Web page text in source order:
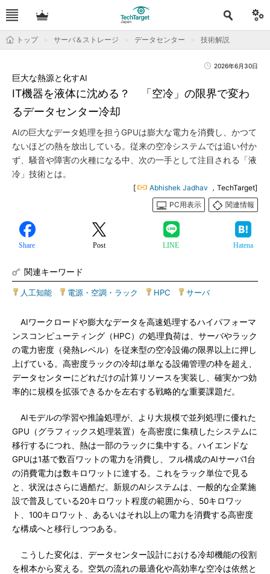
トップ サーバ＆ストレージ データセンター 技術解説
2026年6月30日
IT機器を液体に沈める？ 「空冷」の限界で変わ
るデータセンター冷却
巨大な熱源と化すAI
AIの巨大なデータ処理を担うGPUは膨大な電力を消費し、かつて
ないほどの熱を放出している。従来の空冷システムでは追い付か
ず、騒音や障害の火種になる中、次の一手として注目される「液
冷」技術とは。
[ Abhishek Jadhav ，TechTarget]
PC用表示
関連情報
Share Post LINE Hatena
関連キーワード
人工知能 電源・空調・ラック HPC サーバ
AIワークロードや膨大なデータを高速処理するハイパフォーマ
ンスコンピューティング（HPC）の処理負荷は、サーバやラック
の電力密度（発熱レベル）を従来型の空冷設備の限界以上に押し
上げている。高密度ラックの冷却は単なる設備管理の枠を超え、
データセンターにどれだけの計算リソースを実装し、確実かつ効
率的に規模を拡張できるかを左右する戦略的な重要課題だ。
AIモデルの学習や推論処理が、より大規模で並列処理に優れた
GPU（グラフィックス処理装置）を高密度に集積したシステムに
移行するにつれ、熱は一部のラックに集中する。ハイエンドな
GPUは1基で数百ワットの電力を消費し、フル構成のAIサーバ1台
の消費電力は数キロワットに達する。これをラック単位で見る
と、状況はさらに過酷だ。新規のAIシステムは、一般的な企業施
設で普及している20キロワット程度の範囲から、50キロワッ
ト、100キロワット、あるいはそれ以上の電力を消費する高密度
な構成へと移行しつつある。
こうした変化は、データセンター設計における冷却機能の役割
を根本から変える。空気の流れの最適化や高効率な空冷は依然と